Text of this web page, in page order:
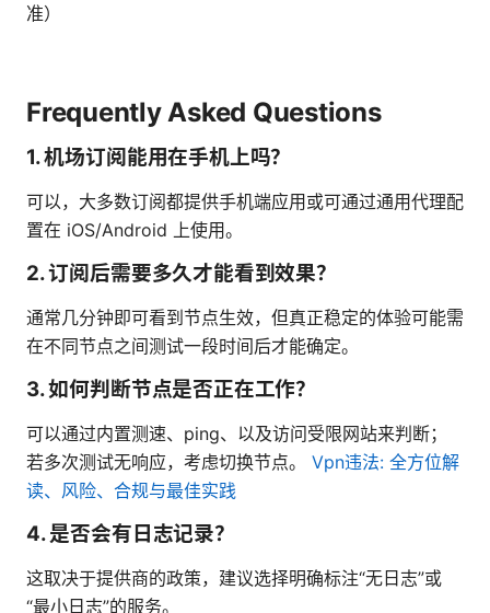
准）
Frequently Asked Questions
1. 机场订阅能用在手机上吗？
可以，大多数订阅都提供手机端应用或可通过通用代理配
置在 iOS/Android 上使用。
2. 订阅后需要多久才能看到效果？
通常几分钟即可看到节点生效，但真正稳定的体验可能需
在不同节点之间测试一段时间后才能确定。
3. 如何判断节点是否正在工作？
可以通过内置测速、ping、以及访问受限网站来判断；
若多次测试无响应，考虑切换节点。 Vpn违法: 全方位解
读、风险、合规与最佳实践
4. 是否会有日志记录？
这取决于提供商的政策，建议选择明确标注“无日志”或
“最小日志”的服务。